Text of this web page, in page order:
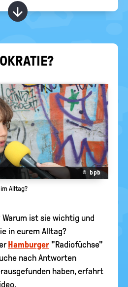
politische
Bildung
Kapitel ein-/
© bpb
Alltag?
ist sie wichtig und
in eurem Alltag?
Hamburger "Radiofüchse"
nach Antworten
haben, erfahrt